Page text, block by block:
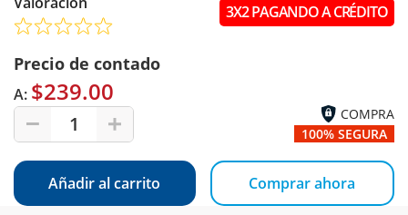
Precio de contado
A: $239.00
1
3X2 PAGANDO A CRÉDITO
COMPRA
100% SEGURA
Añadir al carrito Comprar ahora